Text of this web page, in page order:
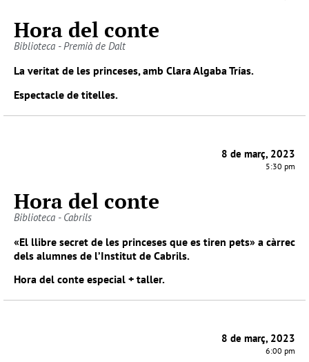
Hora del conte
Biblioteca - Premià de Dalt
La veritat de les princeses, amb Clara Algaba Trías.
Espectacle de titelles.
8 de març, 2023
5:30 pm
Hora del conte
Biblioteca - Cabrils
«El llibre secret de les princeses que es tiren pets» a càrrec
dels alumnes de l’Institut de Cabrils.
Hora del conte especial + taller.
8 de març, 2023
6:00 pm